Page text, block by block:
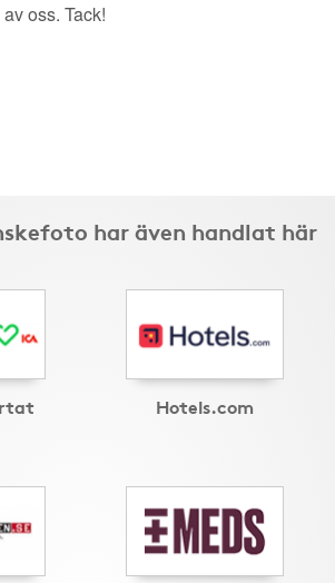
oss. Tack!
har även handlat här
Hotels.com